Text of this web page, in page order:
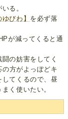
る。
ゆびわ】 を必ず落
が減ってくると通
の妨害をしてく
の方がよっぽどキ
してくるので、昼
く使いたい。